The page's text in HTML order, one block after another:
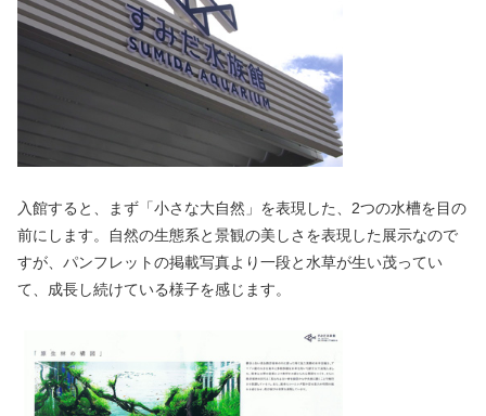
入館すると、まず「小さな大自然」を表現した、2つの水槽を目の
前にします。自然の生態系と景観の美しさを表現した展示なので
すが、パンフレットの掲載写真より一段と水草が生い茂ってい
て、成長し続けている様子を感じます。